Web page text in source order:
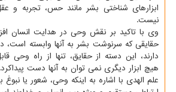
ابزارهای شناختی بشر مانند حس، تجربه و
نیست.
وی با تاکید بر نقش وحی در هدایت انسان
حقایقی که سرنوشت بشر به آنها وابسته است،
دارند، این دسته از حقایق، تنها از راه وحی
هیچ ابزار دیگری نمی توان به آنها دست پیداکرد.
علم الهدی با اشاره به اینکه وحی، شعور یا نبوغ